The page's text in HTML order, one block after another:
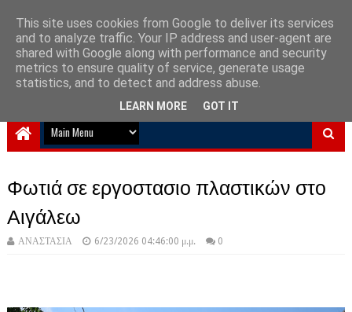
NewPlanet09
Ειδήσεις νέα από την Ελλάδα και τον κόσμο
Φωτιά σε εργοστασιο πλαστικών στο
Αιγάλεω
ΑΝΑΣΤΑΣΙΑ 6/23/2026 04:46:00 μ.μ. 0
This site uses cookies from Google to deliver its services
and to analyze traffic. Your IP address and user-agent are
shared with Google along with performance and security
metrics to ensure quality of service, generate usage
statistics, and to detect and address abuse.
LEARN MORE GOT IT